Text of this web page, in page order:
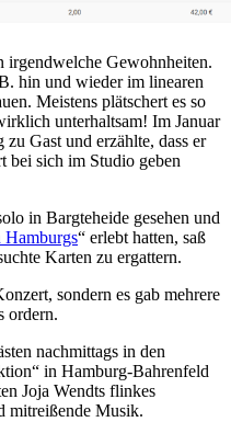
irgendwelche Gewohnheiten.
hin und wieder im linearen
Meistens plätschert es so
unterhaltsam! Im Januar
Gast und erzählte, dass er
bei sich im Studio geben
in Bargteheide gesehen und
Hamburgs“ erlebt hatten, saß
Karten zu ergattern.
sondern es gab mehrere
ordern.
nachmittags in den
in Hamburg-Bahrenfeld
Joja Wendts flinkes
mitreißende Musik.